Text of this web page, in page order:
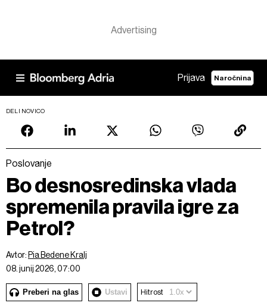
Prijava Naročnina
DELI NOVICO
Poslovanje
Bo desnosredinska vlada
spremenila pravila igre za
Petrol?
Avtor: Pia Bedene Kralj
08. junij 2026, 07:00
Preberi na glas Ustavi Hitrost